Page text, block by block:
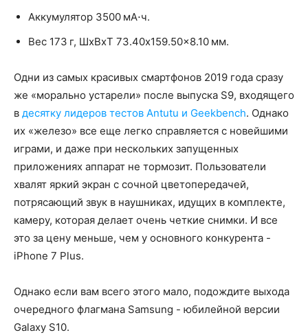
Аккумулятор 3500 мА⋅ч.
Вес 173 г, ШxВxТ 73.40x159.50x8.10 мм.
Одни из самых красивых смартфонов 2019 года сразу
же «морально устарели» после выпуска S9, входящего
в десятку лидеров тестов Antutu и Geekbench. Однако
их «железо» все еще легко справляется с новейшими
играми, и даже при нескольких запущенных
приложениях аппарат не тормозит. Пользователи
хвалят яркий экран с сочной цветопередачей,
потрясающий звук в наушниках, идущих в комплекте,
камеру, которая делает очень четкие снимки. И все
это за цену меньше, чем у основного конкурента -
iPhone 7 Plus.
Однако если вам всего этого мало, подождите выхода
очередного флагмана Samsung - юбилейной версии
Galaxy S10.